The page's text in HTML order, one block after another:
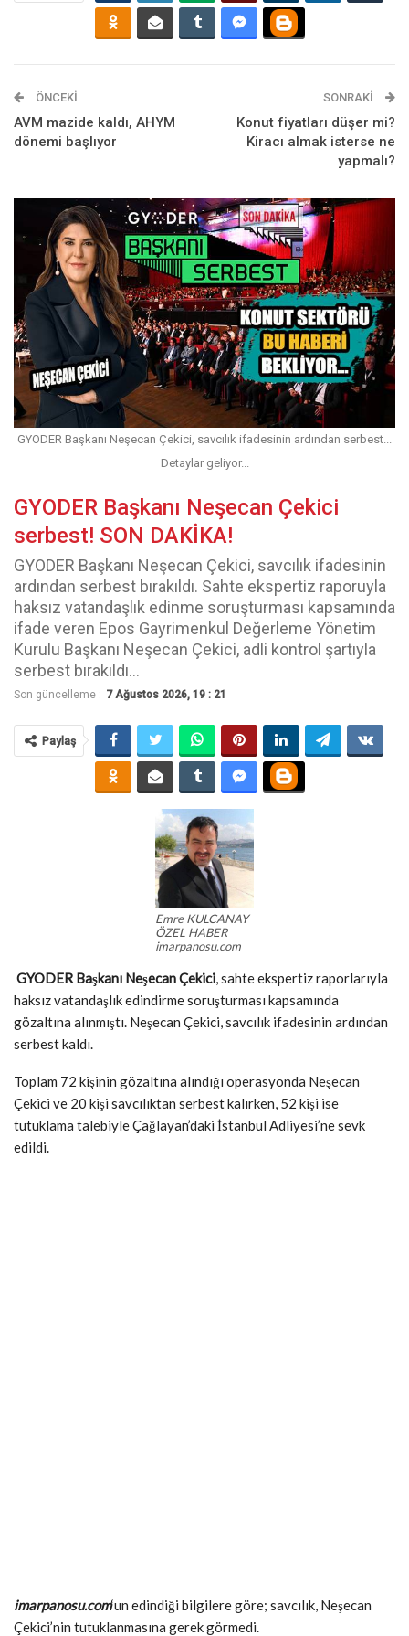
ÖNCEKI
AVM mazide kaldı, AHYM
dönemi başlıyor
SONRAKI
Konut fiyatları düşer mi?
Kiracı almak isterse ne
yapmalı?
GYODER Başkanı Neşecan Çekici, savcılık ifadesinin ardından serbest...
Detaylar geliyor...
GYODER Başkanı Neşecan Çekici
serbest! SON DAKİKA!
GYODER Başkanı Neşecan Çekici, savcılık ifadesinin
ardından serbest bırakıldı. Sahte ekspertiz raporuyla
haksız vatandaşlık edinme soruşturması kapsamında
ifade veren Epos Gayrimenkul Değerleme Yönetim
Kurulu Başkanı Neşecan Çekici, adli kontrol şartıyla
serbest bırakıldı...
Son güncelleme : 7 Ağustos 2026, 19 : 21
Paylaş
Emre KULCANAY
ÖZEL HABER
imarpanosu.com
GYODER Başkanı Neşecan Çekici , sahte ekspertiz raporlarıyla
haksız vatandaşlık edindirme soruşturması kapsamında
gözaltına alınmıştı. Neşecan Çekici, savcılık ifadesinin ardından
serbest kaldı.
Toplam 72 kişinin gözaltına alındığı operasyonda Neşecan
Çekici ve 20 kişi savcılıktan serbest kalırken, 52 kişi ise
tutuklama talebiyle Çağlayan’daki İstanbul Adliyesi’ne sevk
edildi.
imarpanosu.com‘un edindiği bilgilere göre; savcılık, Neşecan
Çekici’nin tutuklanmasına gerek görmedi.